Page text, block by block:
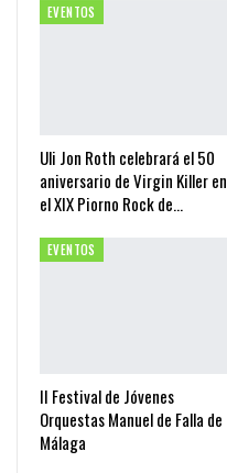
EVENTOS
Uli Jon Roth celebrará el 50
aniversario de Virgin Killer en
el XIX Piorno Rock de…
EVENTOS
II Festival de Jóvenes
Orquestas Manuel de Falla de
Málaga